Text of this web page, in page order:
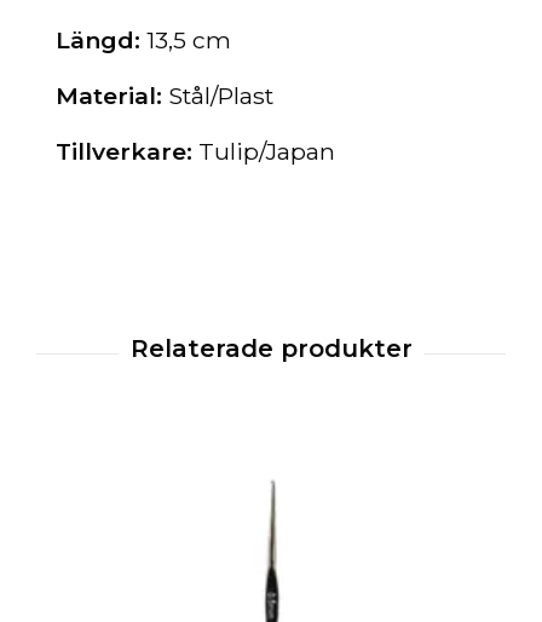
Längd: 13,5 cm
Material: Stål/Plast
Tillverkare: Tulip/Japan